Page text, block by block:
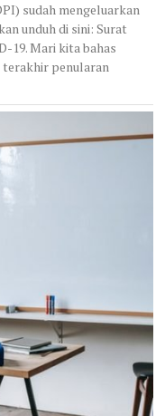
sudah mengeluarkan
unduh di sini: Surat
19. Mari kita bahas
terakhir penularan